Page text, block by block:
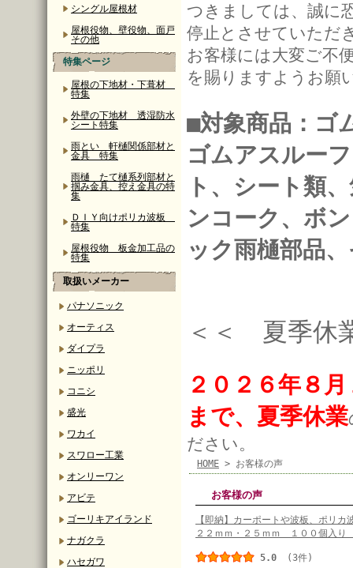
シングル屋根材
屋根役物、壁役物、面戸
その他
特集ページ
屋根の下地材・下葺材
特集
外壁の下地材 透湿防水
シート特集
雨とい 軒樋関係部材と
金具 特集
雨樋 たて樋系列部材と
掴み金具、控え金具の特
集
ＤＩＹ向けポリカ波板
特集
屋根役物 板金加工品の
特集
取扱いメーカー
パナソニック
オーティス
ダイプラ
ニッポリ
コニシ
盛光
ワカイ
スワロー工業
オンリーワン
アビテ
ゴーリキアイランド
ナガクラ
ハセガワ
つきましては、誠に
停止とさせていただ
お客様には大変ご不
を賜りますようお願
■対象商品：ゴ
ゴムアスルー
ト、シート類
ンコーク、ボ
ック雨樋部品
＜＜ 夏季
２０２６年８
まで、夏季休業
ださい。
HOME > お客様の声
お客様の声
【即納】カーポートや波板、ポリ
２２ｍｍ・２５ｍｍ １００個入
5.0
(3件)